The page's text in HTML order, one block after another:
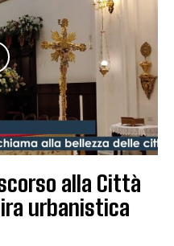
alla Città
urbanistica